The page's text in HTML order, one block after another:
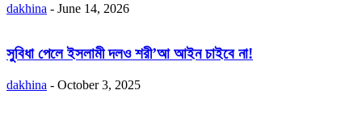
dakhina - June 14, 2026
সুবিধা পেলে ইসলামী দলও শরী’আ আইন চাইবে না!
dakhina - October 3, 2025